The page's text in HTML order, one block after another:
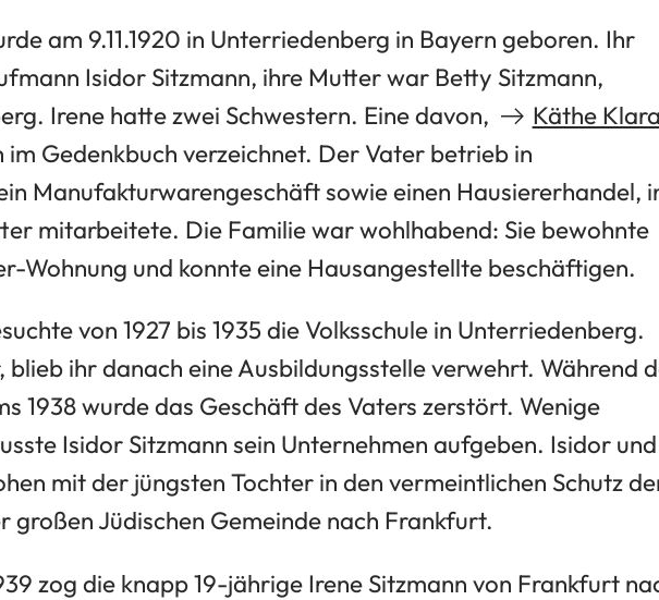
am 9.11.1920 in Unterriedenberg in Bayern geboren. Ihr
Isidor Sitzmann, ihre Mutter war Betty Sitzmann,
Irene hatte zwei Schwestern. Eine davon,
Käthe Klara
im Gedenkbuch verzeichnet. Der Vater betrieb in
Manufakturwarengeschäft sowie einen Hausiererhandel,
mitarbeitete. Die Familie war wohlhabend: Sie bewohnte
Wohnung und konnte eine Hausangestellte beschäftigen.
von 1927 bis 1935 die Volksschule in Unterriedenberg.
blieb ihr danach eine Ausbildungsstelle verwehrt. Während
1938 wurde das Geschäft des Vaters zerstört. Wenige
Isidor Sitzmann sein Unternehmen aufgeben. Isidor und
mit der jüngsten Tochter in den vermeintlichen Schutz
großen Jüdischen Gemeinde nach Frankfurt.
zog die knapp 19-jährige Irene Sitzmann von Frankfurt